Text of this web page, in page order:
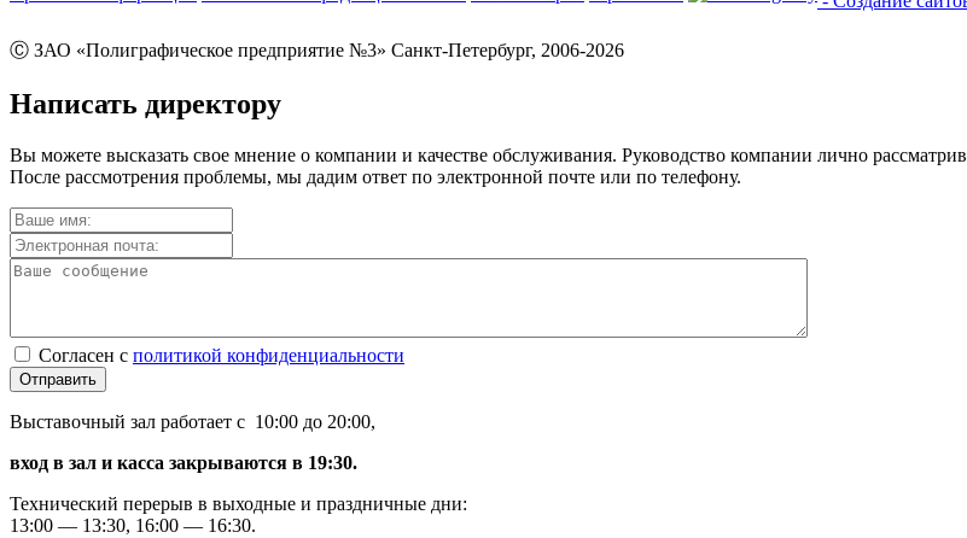
Ⓒ ЗАО «Полиграфическое предприятие №3» Санкт-Петербург, 2006-2026
Написать директору
Вы можете высказать свое мнение о компании и качестве обслуживания. Руководство компании лично
После рассмотрения проблемы, мы дадим ответ по электронной почте или по телефону.
Согласен с политикой конфиденциальности
Отправить
Выставочный зал работает с 10:00 до 20:00,
вход в зал и касса закрываются в 19:30.
Технический перерыв в выходные и праздничные дни:
13:00 — 13:30, 16:00 — 16:30.